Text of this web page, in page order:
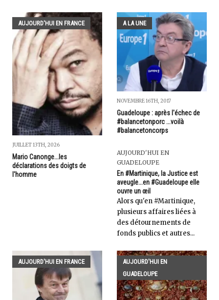
AUJOURD'HUI EN FRANCE
JUILLET 13TH, 2026
Mario Canonge...les
déclarations des doigts de
l'homme
A LA UNE
NOVEMBRE 16TH, 2017
Guadeloupe : après l'échec de
#balancetonporc ...voilà
#balancetoncorps
AUJOURD'HUI EN
GUADELOUPE
En #Martinique, la Justice est
aveugle...en #Guadeloupe elle
ouvre un œil
Alors qu'en #Martinique,
plusieurs affaires liées à
des détournements de
fonds publics et autres...
AUJOURD'HUI EN FRANCE
AUJOURD'HUI EN
GUADELOUPE